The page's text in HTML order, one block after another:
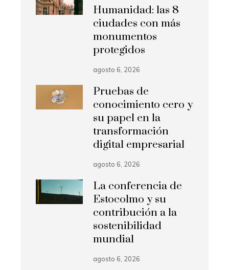
Humanidad: las 8
ciudades con más
monumentos
protegidos
agosto 6, 2026
Pruebas de
conocimiento cero y
su papel en la
transformación
digital empresarial
agosto 6, 2026
La conferencia de
Estocolmo y su
contribución a la
sostenibilidad
mundial
agosto 6, 2026